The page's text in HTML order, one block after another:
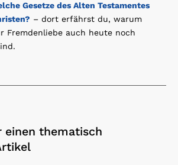
Gesetze des Alten Testamentes
– dort erfährst du, warum
Fremdenliebe auch heute noch
einen thematisch